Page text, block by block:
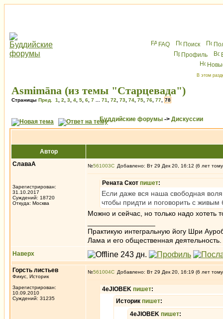
FAQ Поиск
Профиль
В этом
Asmimāna (из темы "Старцевада")
Страницы Пред. 1 2 3 4 5 6 7 71 72 73 74 75 76 77 78
Буддийские форумы -> Дискуссии
Автор
СлаваА
Зарегистрирован:
31.10.2017
Суждений: 18720
Откуда: Москва
№561003 Добавлено: Вт 29 Дек 20, 16:12 (6 лет
Рената Скот пишет:
Если даже вся наша свободная
чтобы придти и поговорить с
Можно и сейчас, но только надо хотеть
Практикую интегральную йогу Шри
Лама и его общественная деятельность.
Наверх
Горсть листьев
Фикус, Историк
Зарегистрирован:
10.09.2010
Суждений: 31235
№561004 Добавлено: Вт 29 Дек 20, 16:19 (6 лет
4eJIOBEK пишет:
Историк пишет:
4eJIOBEK пишет: